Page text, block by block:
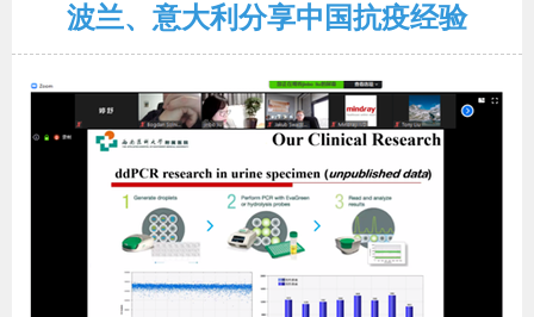
波兰、意大利分享中国抗疫经验